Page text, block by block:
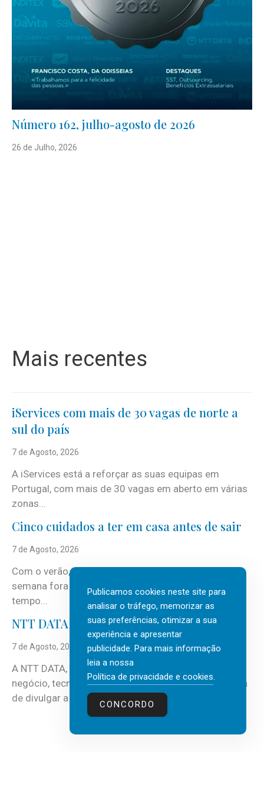
Número 162, julho-agosto de 2026
26 de Julho, 2026
Mais recentes
iServices com mais de 30 vagas de norte a
sul do país
7 de Agosto, 2026
A iServices está a reforçar as suas equipas em
Portugal, com mais de 30 vagas em aberto em várias
zonas...
Cinco cuidados a ter em casa antes de sair
7 de Agosto, 2026
Com o verão, chegam também as férias, os fins-de-
semana fora e os dias em que a casa fica mais
tempo...
NTT DATA Insurtech Global Outlook 2026
7 de Agosto, 2026
A NTT DATA, consultora global em serviços de
negócio, tecnologia e inteligência artificial (IA), acaba
de divulgar a mais recente...
Publicamos cookies neste site para
analisar o tráfego, memorizar as
suas preferências, otimizar a sua
experiência e apresentar
publicidade. Para mais informação
leia a nossa
Política de privacidade e cookies.
CONCORDO